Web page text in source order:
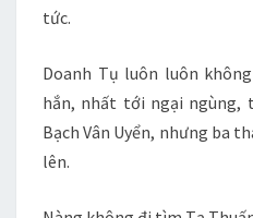
tức.
Doanh Tụ luôn luôn
hắn, nhất tới ngại ngùng,
Bạch Vân Uyển, nhưng ba
lên.